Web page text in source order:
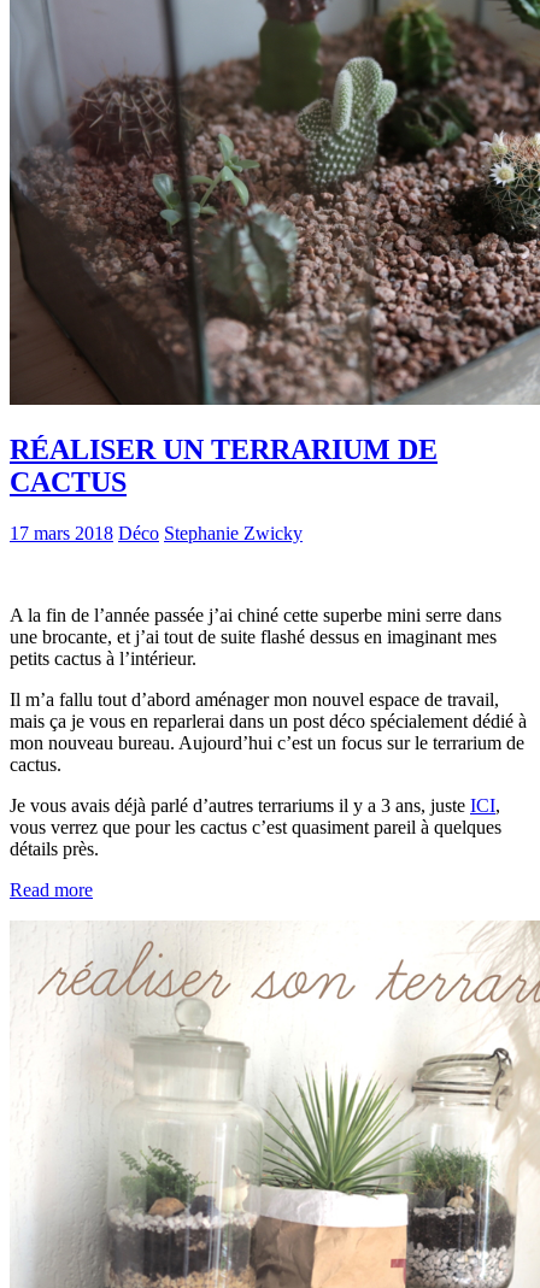
RÉALISER UN TERRARIUM DE
CACTUS
17 mars 2018 Déco Stephanie Zwicky
A la fin de l’année passée j’ai chiné cette superbe mini serre dans
une brocante, et j’ai tout de suite flashé dessus en imaginant mes
petits cactus à l’intérieur.
Il m’a fallu tout d’abord aménager mon nouvel espace de travail,
mais ça je vous en reparlerai dans un post déco spécialement dédié à
mon nouveau bureau. Aujourd’hui c’est un focus sur le terrarium de
cactus.
Je vous avais déjà parlé d’autres terrariums il y a 3 ans, juste ICI,
vous verrez que pour les cactus c’est quasiment pareil à quelques
détails près.
Read more